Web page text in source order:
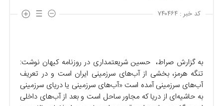
کد خبر : ۷۴۰۴۶۴
به گزارش صراط، حسین شریعتمداری در روزنامه کیهان نوشت:
تنگه هرمز، بخشی از آب‌های سرزمینی ایران است و در تعریف
آب‌های سرزمینی آمده است «آب‌های سرزمینی یا دریای سرزمینی
به حاشیه‌ای از دریا که مجاور ساحل است و بعد از آب‌های داخلی